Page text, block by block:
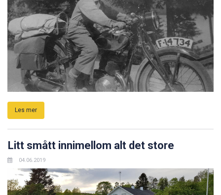
Les mer
Litt smått innimellom alt det store
04.06.2019